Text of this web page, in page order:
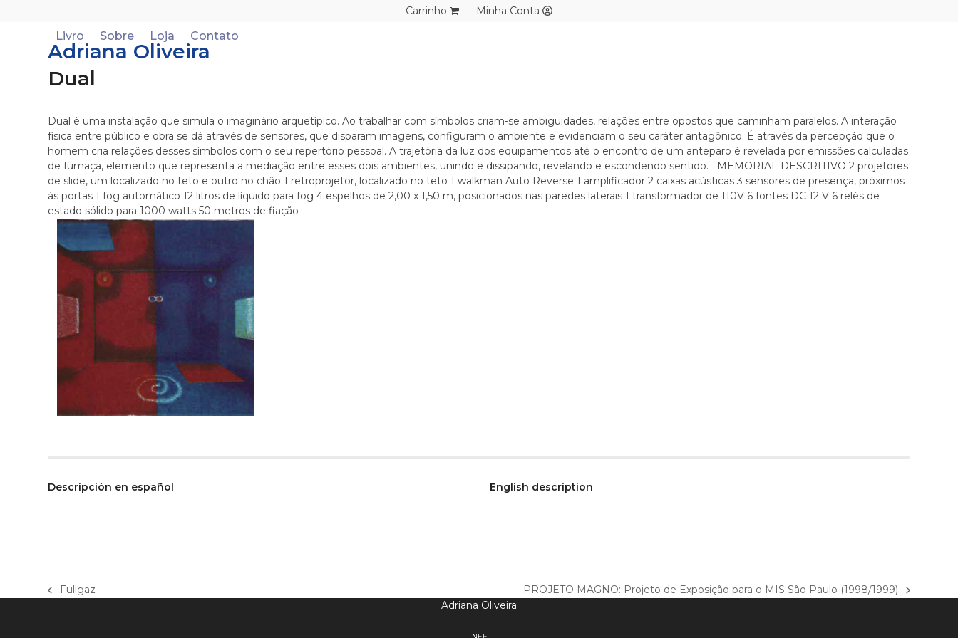
Carrinho Minha Conta
Adriana Oliveira
Livro Sobre Loja Contato
Dual
Dual é uma instalação que simula o imaginário arquetípico. Ao trabalhar com símbolos criam-se ambiguidades, relações entre opostos que caminham paralelos. A interação
física entre público e obra se dá através de sensores, que disparam imagens, configuram o ambiente e evidenciam o seu caráter antagônico. É através da percepção que o
homem cria relações desses símbolos com o seu repertório pessoal. A trajetória da luz dos equipamentos até o encontro de um anteparo é revelada por emissões calculadas
de fumaça, elemento que representa a mediação entre esses dois ambientes, unindo e dissipando, revelando e escondendo sentido. MEMORIAL DESCRITIVO 2 projetores
de slide, um localizado no teto e outro no chão 1 retroprojetor, localizado no teto 1 walkman Auto Reverse 1 amplificador 2 caixas acústicas 3 sensores de presença, próximos
às portas 1 fog automático 12 litros de líquido para fog 4 espelhos de 2,00 x 1,50 m, posicionados nas paredes laterais 1 transformador de 110V 6 fontes DC 12 V 6 relés de
estado sólido para 1000 watts 50 metros de fiação
Descripción en español English description
previous
Fullgaz
next
PROJETO MAGNO: Projeto de Exposição para o MIS São Paulo (1998/1999)
Adriana Oliveira